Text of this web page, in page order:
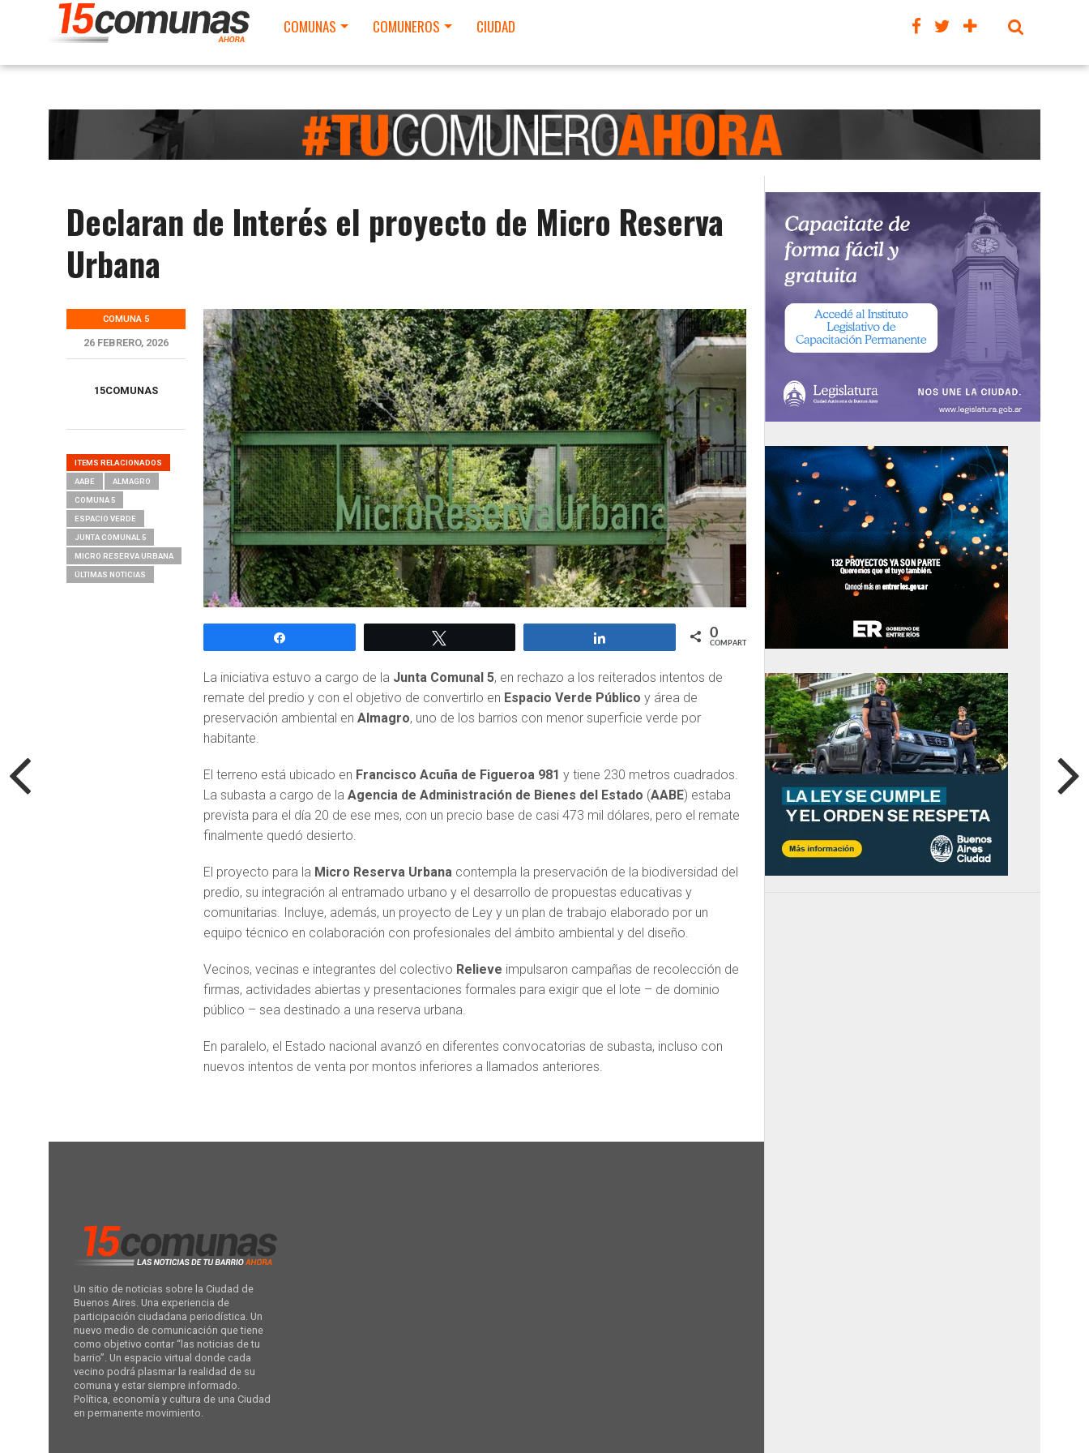
COMUNAS COMUNEROS CIUDAD
Declaran de Interés el proyecto de Micro Reserva
Urbana
COMUNA 5
26 FEBRERO, 2026
15COMUNAS
ITEMS RELACIONADOS
AABE ALMAGRO
COMUNA 5
ESPACIO VERDE
JUNTA COMUNAL 5
MICRO RESERVA URBANA
ÚLTIMAS NOTICIAS
0
COMPARTIR
La iniciativa estuvo a cargo de la Junta Comunal 5, en rechazo a los reiterados intentos de
remate del predio y con el objetivo de convertirlo en Espacio Verde Público y área de
preservación ambiental en Almagro, uno de los barrios con menor superficie verde por
habitante.
El terreno está ubicado en Francisco Acuña de Figueroa 981 y tiene 230 metros cuadrados.
La subasta a cargo de la Agencia de Administración de Bienes del Estado (AABE) estaba
prevista para el día 20 de ese mes, con un precio base de casi 473 mil dólares, pero el remate
finalmente quedó desierto.
El proyecto para la Micro Reserva Urbanacontempla la preservación de la biodiversidad del
predio, su integración al entramado urbano y el desarrollo de propuestas educativas y
comunitarias. Incluye, además, un proyecto de Ley y un plan de trabajo elaborado por un
equipo técnico en colaboración con profesionales del ámbito ambiental y del diseño.
Vecinos, vecinas e integrantes del colectivo Relieve impulsaron campañas de recolección de
firmas, actividades abiertas y presentaciones formales para exigir que el lote – de dominio
público – sea destinado a una reserva urbana.
En paralelo, el Estado nacional avanzó en diferentes convocatorias de subasta, incluso con
nuevos intentos de venta por montos inferiores a llamados anteriores.
Un sitio de noticias sobre la Ciudad de
Buenos Aires. Una experiencia de
participación ciudadana periodística. Un
nuevo medio de comunicación que tiene
como objetivo contar “las noticias de tu
barrio”. Un espacio virtual donde cada
vecino podrá plasmar la realidad de su
comuna y estar siempre informado.
Política, economía y cultura de una Ciudad
en permanente movimiento.